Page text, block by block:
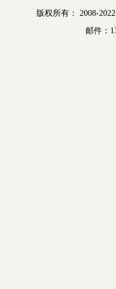
版权所有： 2008-
邮件：